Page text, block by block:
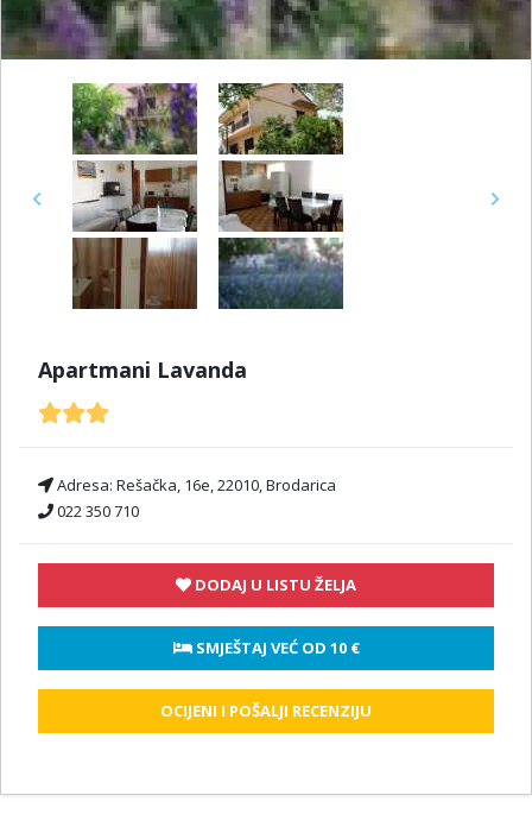
Previous Next
Apartmani Lavanda
Adresa: Rešačka, 16e, 22010, Brodarica
022 350 710
DODAJ U LISTU ŽELJA
SMJEŠTAJ VEĆ OD 10 €
OCIJENI I POŠALJI RECENZIJU